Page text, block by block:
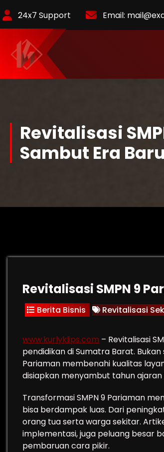
to
Content
24x7 Support Email:
KurlyKlips menyajikan informasi bisnis terbaru, strategi
Revitalisasi
Sambut Era
Revitalisasi SMPN 9
Berita Bisnis Revitalisasi
www.kurlyklips.com – Revitalisasi
pendidikan di Sumatra Barat.
Pariaman membenahi kualitas
disiapkan menyambut tahun
Transformasi SMPN 9 Pariaman
bisa berdampak luas. Dari
orang tua serta warga sekitar.
implementasi, juga peluang besar
pembaruan cara pikir.